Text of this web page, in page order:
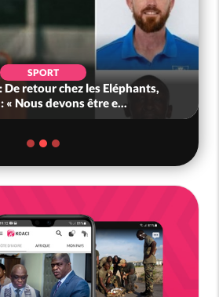
SPORT
retour chez les Eléphants,
« Nous devons être e...